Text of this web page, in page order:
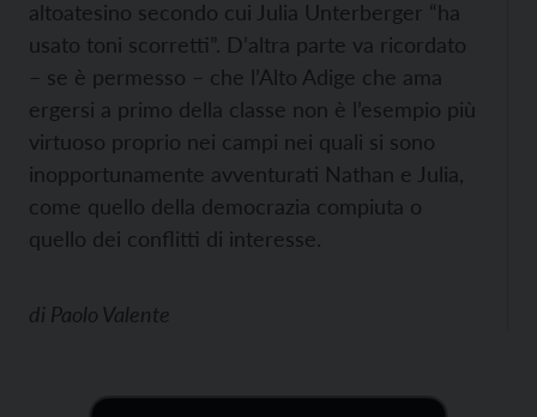
altoatesino secondo cui Julia Unterberger “ha
usato toni scorretti”. D’altra parte va ricordato
– se è permesso – che l’Alto Adige che ama
ergersi a primo della classe non è l’esempio più
virtuoso proprio nei campi nei quali si sono
inopportunamente avventurati Nathan e Julia,
come quello della democrazia compiuta o
quello dei conflitti di interesse.
di Paolo Valente